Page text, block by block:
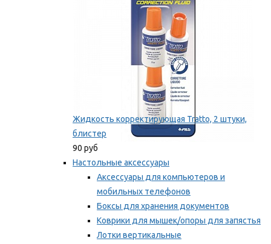
Жидкость корректирующая Tratto, 2 штуки,
блистер
90 руб
Настольные аксессуары
Аксессуары для компьютеров и
мобильных телефонов
Боксы для хранения документов
Коврики для мышек/опоры для запястья
Лотки вертикальные